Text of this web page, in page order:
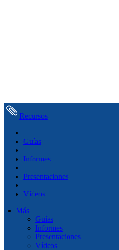
Recursos
|
Guías
|
Informes
|
Presentaciones
|
Vídeos
Más
Guías
Informes
Presentaciones
Vídeos